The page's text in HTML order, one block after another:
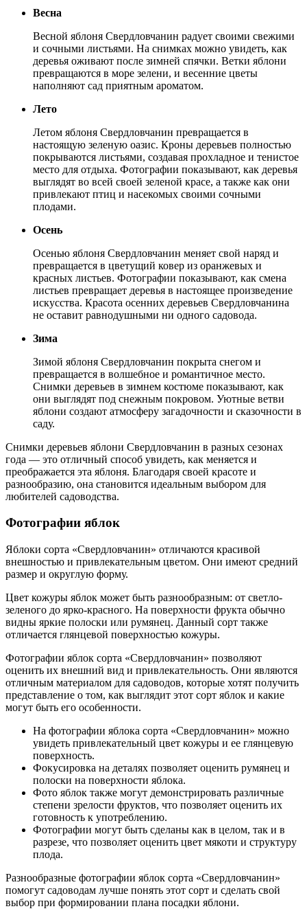
Весна
Весной яблоня Свердловчанин радует своими свежими
и сочными листьями. На снимках можно увидеть, как
деревья оживают после зимней спячки. Ветки яблони
превращаются в море зелени, и весенние цветы
наполняют сад приятным ароматом.
Лето
Летом яблоня Свердловчанин превращается в
настоящую зеленую оазис. Кроны деревьев полностью
покрываются листьями, создавая прохладное и тенистое
место для отдыха. Фотографии показывают, как деревья
выглядят во всей своей зеленой красе, а также как они
привлекают птиц и насекомых своими сочными
плодами.
Осень
Осенью яблоня Свердловчанин меняет свой наряд и
превращается в цветущий ковер из оранжевых и
красных листьев. Фотографии показывают, как смена
листьев превращает деревья в настоящее произведение
искусства. Красота осенних деревьев Свердловчанина
не оставит равнодушными ни одного садовода.
Зима
Зимой яблоня Свердловчанин покрыта снегом и
превращается в волшебное и романтичное место.
Снимки деревьев в зимнем костюме показывают, как
они выглядят под снежным покровом. Уютные ветви
яблони создают атмосферу загадочности и сказочности в
саду.
Снимки деревьев яблони Свердловчанин в разных сезонах
года — это отличный способ увидеть, как меняется и
преображается эта яблоня. Благодаря своей красоте и
разнообразию, она становится идеальным выбором для
любителей садоводства.
Фотографии яблок
Яблоки сорта «Свердловчанин» отличаются красивой
внешностью и привлекательным цветом. Они имеют средний
размер и округлую форму.
Цвет кожуры яблок может быть разнообразным: от светло-
зеленого до ярко-красного. На поверхности фрукта обычно
видны яркие полоски или румянец. Данный сорт также
отличается глянцевой поверхностью кожуры.
Фотографии яблок сорта «Свердловчанин» позволяют
оценить их внешний вид и привлекательность. Они являются
отличным материалом для садоводов, которые хотят получить
представление о том, как выглядит этот сорт яблок и какие
могут быть его особенности.
На фотографии яблока сорта «Свердловчанин» можно
увидеть привлекательный цвет кожуры и ее глянцевую
поверхность.
Фокусировка на деталях позволяет оценить румянец и
полоски на поверхности яблока.
Фото яблок также могут демонстрировать различные
степени зрелости фруктов, что позволяет оценить их
готовность к употреблению.
Фотографии могут быть сделаны как в целом, так и в
разрезе, что позволяет оценить цвет мякоти и структуру
плода.
Разнообразные фотографии яблок сорта «Свердловчанин»
помогут садоводам лучше понять этот сорт и сделать свой
выбор при формировании плана посадки яблони.